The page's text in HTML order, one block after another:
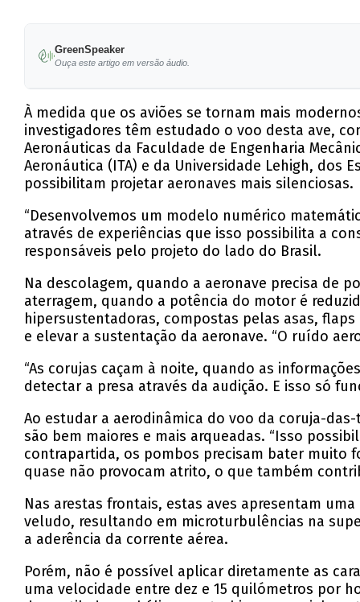
GreenSpeaker
Ouça este artigo em versão áudio.
À medida que os aviões se tornam mais
investigadores têm estudado o voo desta ave,
Aeronáuticas da Faculdade de Engenharia
Aeronáutica (ITA) e da Universidade Lehigh, dos
possibilitam projetar aeronaves mais silenciosas.
“Desenvolvemos um modelo numérico
através de experiências que isso possibilita a
responsáveis pelo projeto do lado do Brasil.
Na descolagem, quando a aeronave precisa de
aterragem, quando a potência do motor é
hipersustentadoras, compostas pelas asas,
e elevar a sustentação da aeronave. “O ruído
“As corujas caçam à noite, quando as
detectar a presa através da audição. E isso só
Ao estudar a aerodinâmica do voo da coruja-
são bem maiores e mais arqueadas. “Isso
contrapartida, os pombos precisam bater muito
quase não provocam atrito, o que também
Nas arestas frontais, estas aves apresentam
veludo, resultando em microturbulências na
a aderência da corrente aérea.
Porém, não é possível aplicar diretamente as
uma velocidade entre dez e 15 quilómetros por